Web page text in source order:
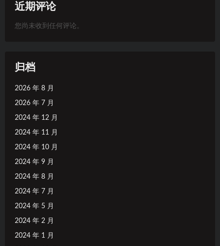
近期评论
您尚未收到任何评论。
归档
2026 年 8 月
2026 年 7 月
2024 年 12 月
2024 年 11 月
2024 年 10 月
2024 年 9 月
2024 年 8 月
2024 年 7 月
2024 年 5 月
2024 年 2 月
2024 年 1 月